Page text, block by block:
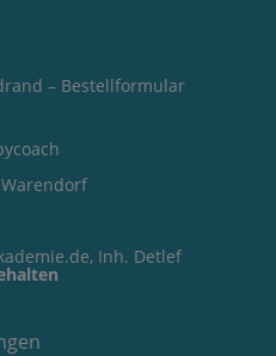
– Bestellformular
Inh. Detlef